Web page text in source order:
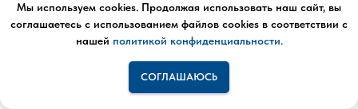
пом. 43-Н, п.№ 12 (каб. №В07)
8 (963) 318 03 18
spb.borei@gmail.com
Мы используем cookies. Продолжая использовать наш сайт, вы
соглашаетесь с использованием файлов cookies в соответствии с
нашей политикой конфиденциальности.
СОГЛАШАЮСЬ